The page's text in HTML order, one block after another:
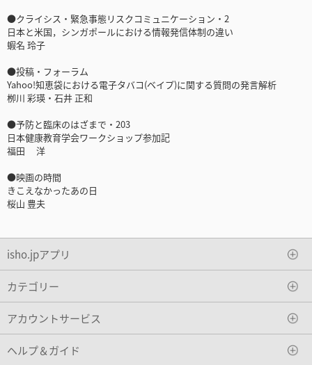
●クライシス・緊急事態リスクコミュニケーション・2
日本と米国，シンガポールにおける情報発信体制の違い
蝦名 玲子
●投稿・フォーラム
Yahoo!知恵袋における電子タバコ(ベイプ)に関する質問の発言解析
栁川 彩瑛・石井 正和
●予防と臨床のはざまで・203
日本健康教育学会ワークショップ参加記
福田 洋
●映画の時間
きこえなかったあの日
桜山 豊夫
isho.jpアプリ
カテゴリー
アカウントサービス
ヘルプ＆ガイド